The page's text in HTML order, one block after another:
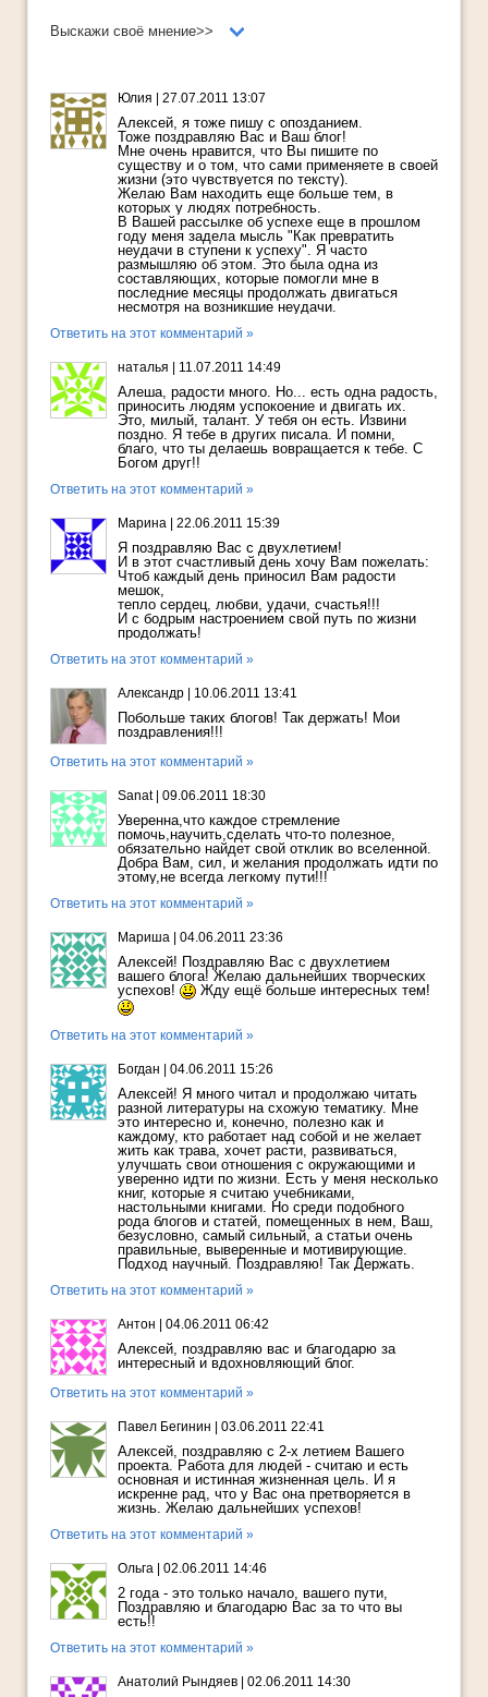
Выскажи своё мнение>>
Юлия 27.07.2011 13:07
Алексей, я тоже пишу с опозданием.
Тоже поздравляю Вас и Ваш блог!
Мне очень нравится, что Вы пишите по
существу и о том, что сами применяете в своей
жизни (это чувствуется по тексту).
Желаю Вам находить еще больше тем, в
которых у людях потребность.
В Вашей рассылке об успехе еще в прошлом
году меня задела мысль "Как превратить
неудачи в ступени к успеху". Я часто
размышляю об этом. Это была одна из
составляющих, которые помогли мне в
последние месяцы продолжать двигаться
несмотря на возникшие неудачи.
Ответить на этот комментарий »
наталья 11.07.2011 14:49
Алеша, радости много. Но... есть одна радость,
приносить людям успокоение и двигать их.
Это, милый, талант. У тебя он есть. Извини
поздно. Я тебе в других писала. И помни,
благо, что ты делаешь вовращается к тебе. С
Богом друг!!
Ответить на этот комментарий »
Марина 22.06.2011 15:39
Я поздравляю Вас с двухлетием!
И в этот счастливый день хочу Вам пожелать:
Чтоб каждый день приносил Вам радости
мешок,
тепло сердец, любви, удачи, счастья!!!
И с бодрым настроением свой путь по жизни
продолжать!
Ответить на этот комментарий »
Александр 10.06.2011 13:41
Побольше таких блогов! Так держать! Мои
поздравления!!!
Ответить на этот комментарий »
Sanat| 09.06.2011 18:30
Уверенна,что каждое стремление
помочь,научить,сделать что-то полезное,
обязательно найдет свой отклик во вселенной.
Добра Вам, сил, и желания продолжать идти по
этому,не всегда легкому пути!!!
Ответить на этот комментарий »
Мариша 04.06.2011 23:36
Алексей! Поздравляю Вас с двухлетием
вашего блога! Желаю дальнейших творческих
успехов!
Жду ещё больше интересных тем!
Ответить на этот комментарий »
Богдан 04.06.2011 15:26
Алексей! Я много читал и продолжаю читать
разной литературы на схожую тематику. Мне
это интересно и, конечно, полезно как и
каждому, кто работает над собой и не желает
жить как трава, хочет расти, развиваться,
улучшать свои отношения с окружающими и
уверенно идти по жизни. Есть у меня несколько
книг, которые я считаю учебниками,
настольными книгами. Но среди подобного
рода блогов и статей, помещенных в нем, Ваш,
безусловно, самый сильный, а статьи очень
правильные, выверенные и мотивирующие.
Подход научный. Поздравляю! Так Держать.
Ответить на этот комментарий »
Антон 04.06.2011 06:42
Алексей, поздравляю вас и благодарю за
интересный и вдохновляющий блог.
Ответить на этот комментарий »
Павел Бегинин 03.06.2011 22:41
Алексей, поздравляю с 2-х летием Вашего
проекта. Работа для людей - считаю и есть
основная и истинная жизненная цель. И я
искренне рад, что у Вас она претворяется в
жизнь. Желаю дальнейших успехов!
Ответить на этот комментарий »
Ольга 02.06.2011 14:46
2 года - это только начало, вашего пути,
Поздравляю и благодарю Вас за то что вы
есть!!
Ответить на этот комментарий »
Анатолий Рындяев 02.06.2011 14:30